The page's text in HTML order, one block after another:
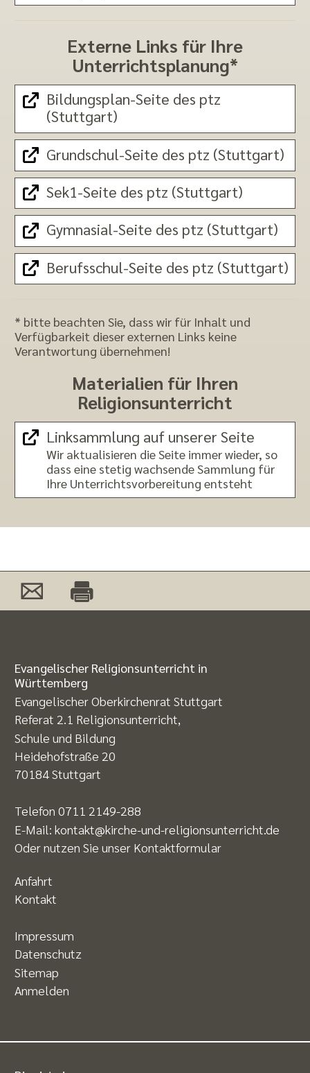
Externe Links für Ihre
Unterrichtsplanung*
Bildungsplan-Seite des ptz
(Stuttgart)
Grundschul-Seite des ptz (Stuttgart)
Sek1-Seite des ptz (Stuttgart)
Gymnasial-Seite des ptz (Stuttgart)
Berufsschul-Seite des ptz (Stuttgart)
* bitte beachten Sie, dass wir für Inhalt und
Verfügbarkeit dieser externen Links keine
Verantwortung übernehmen!
Materialien für Ihren
Religionsunterricht
Linksammlung auf unserer Seite
Wir aktualisieren die Seite immer wieder, so
dass eine stetig wachsende Sammlung für
Ihre Unterrichtsvorbereitung entsteht
Evangelischer Religionsunterricht in
Württemberg
Evangelischer Oberkirchenrat Stuttgart
Referat 2.1 Religionsunterricht,
Schule und Bildung
Heidehofstraße 20
70184 Stuttgart
Telefon 0711 2149-288
E-Mail: kontakt@kirche-und-religionsunterricht.de
Oder nutzen Sie unser Kontaktformular
Anfahrt
Kontakt
Impressum
Datenschutz
Sitemap
Anmelden